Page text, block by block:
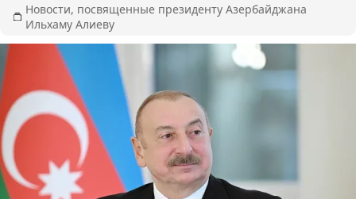
Новости, посвященные президенту Азербайджана
Ильхаму Алиеву